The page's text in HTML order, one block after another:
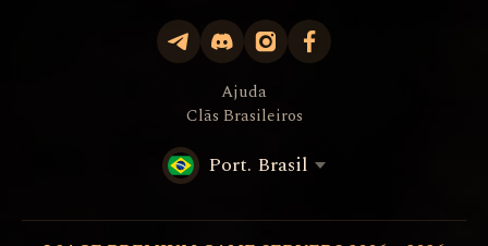
Ajuda
Clãs Brasileiros
Port. Brasil